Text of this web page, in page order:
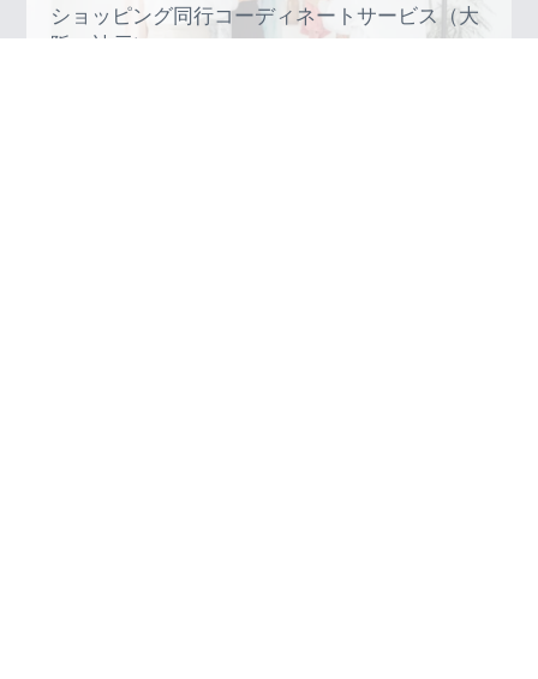
ショッピング同行コーディネートサービス（大
阪・神戸）